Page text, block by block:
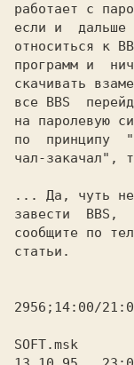
работает с
если и  дальше
относиться к
программ и
скачивать
все BBS
на паролевую
по  принципу
чал-закачал",
... Да, чуть не
завести  BBS,
сообщите по
статьи.
2956;14:00/
SOFT.msk